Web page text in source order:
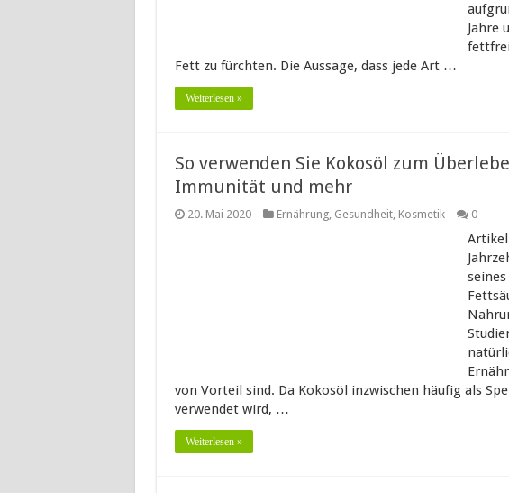
Jahre
Fett zu fürchten. Die Aussage, dass jede Art …
Weiterlesen »
So verwenden Sie Kokosöl zum
Immunität und mehr
20. Mai 2020 Ernährung, Gesundheit, Kosmetik 0
von Vorteil sind. Da Kokosöl inzwischen häufig als
verwendet wird, …
Weiterlesen »